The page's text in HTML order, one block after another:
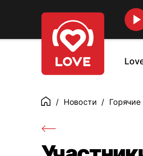
ГлавнаяНовости